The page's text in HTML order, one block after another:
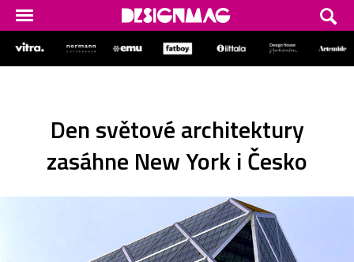
Den světové architektury
zasáhne New York i Česko